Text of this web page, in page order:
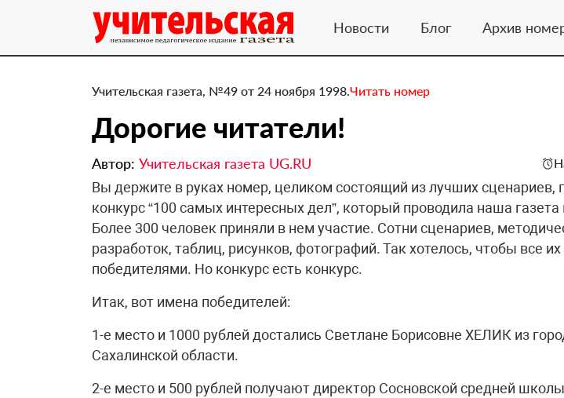
Новости Блог Архив
Учительская газета, №49 от 24 ноября 1998.Читать номер
Дорогие читатели!
Автор: Учительская газета UG.RU
Вы держите в руках номер, целиком состоящий из лучших сценариев,
конкурс “100 самых интересных дел”, который проводила наша газета
Более 300 человек приняли в нем участие. Сотни сценариев,
разработок, таблиц, рисунков, фотографий. Так хотелось, чтобы все
победителями. Но конкурс есть конкурс.
Итак, вот имена победителей:
1-е место и 1000 рублей достались Светлане Борисовне ХЕЛИК из
Сахалинской области.
2-е место и 500 рублей получают директор Сосновской средней